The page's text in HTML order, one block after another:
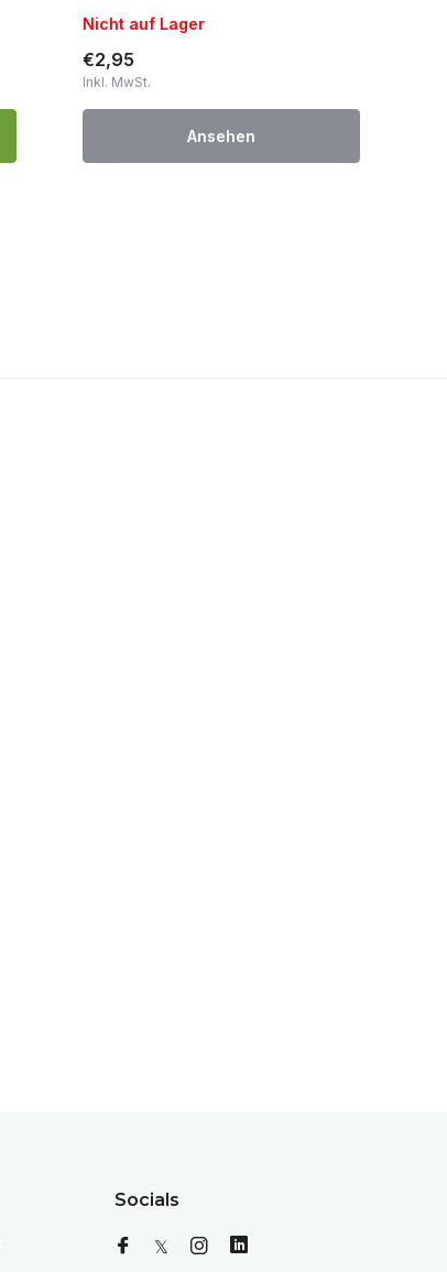
Nicht auf Lager
€2,95
Inkl. MwSt.
Ansehen
Socials